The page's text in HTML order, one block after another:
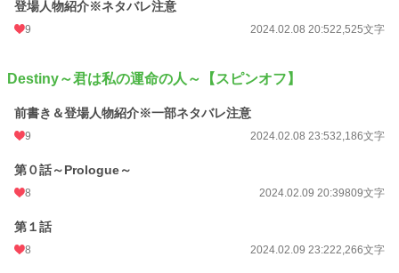
登場人物紹介※ネタバレ注意
9 2024.02.08 20:522,525文字
Destiny～君は私の運命の人～【スピンオフ】
前書き＆登場人物紹介※一部ネタバレ注意
9 2024.02.08 23:532,186文字
第０話～Prologue～
8 2024.02.09 20:39809文字
第１話
8 2024.02.09 23:222,266文字